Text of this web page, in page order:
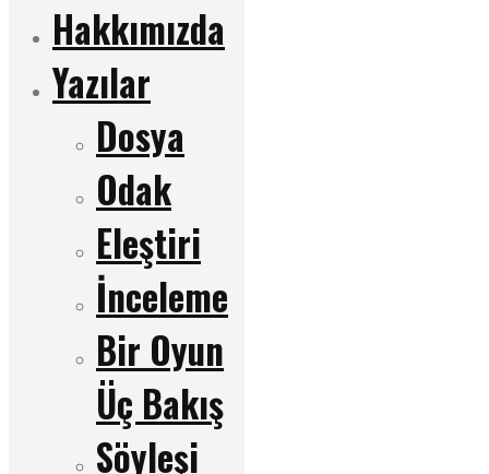
Hakkımızda
Yazılar
Dosya
Odak
Eleştiri
İnceleme
Bir Oyun
Üç Bakış
Söyleşi